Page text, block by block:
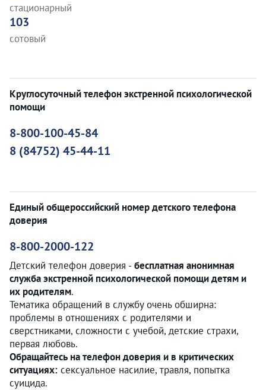
стационарный
103
сотовый
Круглосуточный телефон экстренной психологической
помощи
8-800-100-45-84
8 (84752) 45-44-11
Единый общероссийский номер детского телефона
доверия
8-800-2000-122
Детский телефон доверия -бесплатная анонимная
служба экстренной психологической помощи детям и
их родителям.
Тематика обращений в службу очень обширна:
проблемы в отношениях с родителями и
сверстниками, сложности с учебой, детские страхи,
первая любовь.
Обращайтесь на телефон доверия и в критических
ситуациях: сексуальное насилие, травля, попытка
суицида.